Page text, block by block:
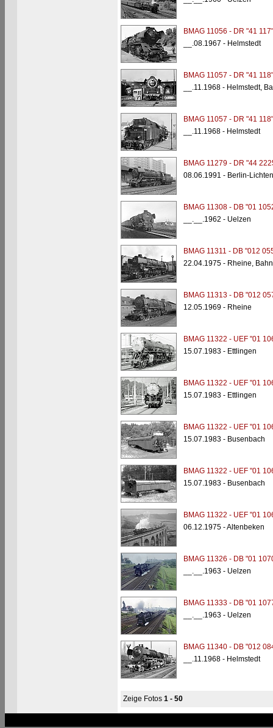
BMAG 11056 - DR "41 117"
__.08.1967 - Helmstedt
BMAG 11057 - DR "41 118"
__.11.1968 - Helmstedt,
BMAG 11057 - DR "41 118"
__.11.1968 - Helmstedt
BMAG 11279 - DR "44
08.06.1991 - Berlin-
BMAG 11308 - DB "01
__.__.1962 - Uelzen
BMAG 11311 - DB "012
22.04.1975 - Rheine,
BMAG 11313 - DB "012
12.05.1969 - Rheine
BMAG 11322 - UEF "01
15.07.1983 - Ettlingen
BMAG 11322 - UEF "01
15.07.1983 - Ettlingen
BMAG 11322 - UEF "01
15.07.1983 - Busenbach
BMAG 11322 - UEF "01
15.07.1983 - Busenbach
BMAG 11322 - UEF "01
06.12.1975 - Altenbeken
BMAG 11326 - DB "01
__.__.1963 - Uelzen
BMAG 11333 - DB "01
__.__.1963 - Uelzen
BMAG 11340 - DB "012
__.11.1968 - Helmstedt
Zeige Fotos 1 - 50